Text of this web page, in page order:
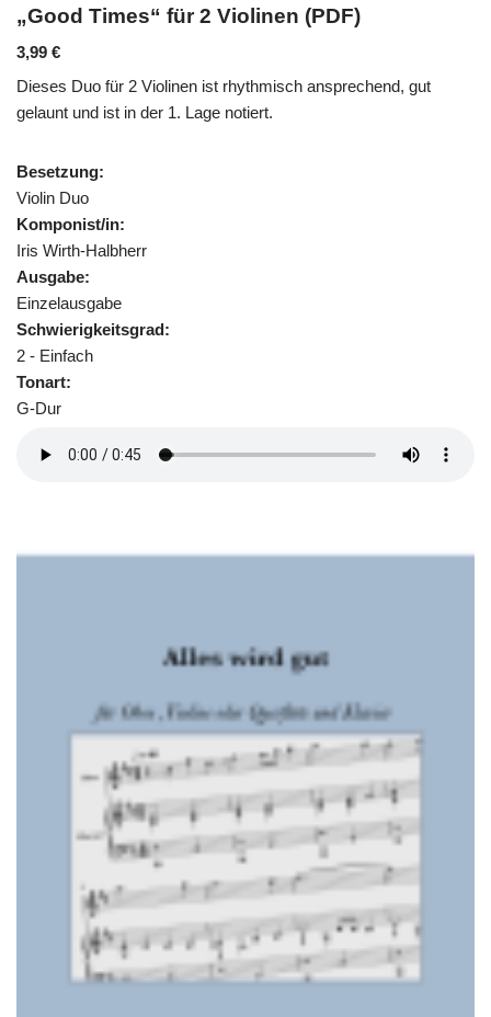
„Good Times“ für 2 Violinen (PDF)
3,99 €
Dieses Duo für 2 Violinen ist rhythmisch ansprechend, gut
gelaunt und ist in der 1. Lage notiert.
Besetzung:
Violin Duo
Komponist/in:
Iris Wirth-Halbherr
Ausgabe:
Einzelausgabe
Schwierigkeitsgrad:
2 - Einfach
Tonart:
G-Dur